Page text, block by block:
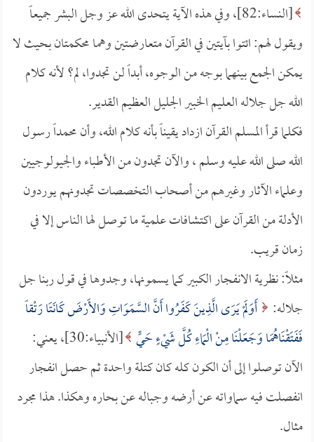
[النساء:82]، وفي هذه الآية يتحدى الله عز وجل البشر جميعاً
ويقول لهم: ائتوا بآيتين في القرآن متعارضتين وهما محكمتان بحيث لا
يمكن الجمع بينهما بوجه من الوجوه، أبداً لن تجدوا، لم؟ لأنه كلام
الله جل جلاله العليم الخبير الجليل العظيم القدير.
فكلما قرأ المسلم القرآن ازداد يقيناً بأنه كلام الله، وأن محمداً رسول
الله صلى الله عليه وسلم ، والآن تجدون من الأطباء والجيولوجيين
وعلماء الآثار وغيرهم من أصحاب التخصصات تجدونهم يوردون
الأدلة من القرآن على اكتشافات علمية ما توصل لها الناس إلا في
زمان قريب.
مثلاً: نظرية الانفجار الكبير كما يسمونها، وجدوها في قول ربنا جل
جلاله: أَوَلَمْ يَرَى الَّذِينَ كَفَرُوا أَنَّ السَّمَوَاتِ وَالأَرْضَ كَانَتَا رَتْقاً
فَفَتَقْنَاهُمَا وَجَعَلْنَا مِنْ الْمَاءِ كُلَّ شَيْءٍ حَيٍّ
[الأنبياء:30]، يعني:
الآن توصلوا إلى أن الكون كله كان كتلة واحدة ثم حصل انفجار
انفصلت فيه سماواته عن أرضه وجباله عن بحاره وهكذا. هذا مجرد
مثال.